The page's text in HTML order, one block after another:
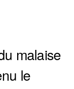
malaise
le